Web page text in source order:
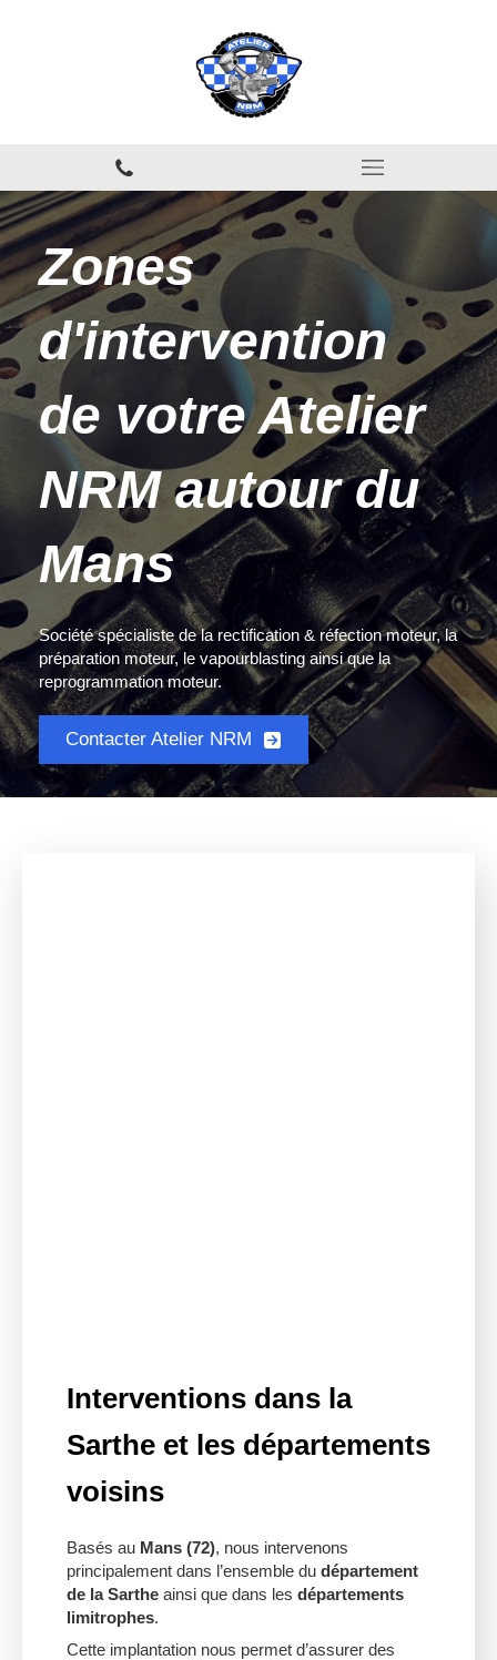
Zones
d'intervention
de votre Atelier
NRM autour du
Mans
Société spécialiste de la rectification & réfection moteur, la
préparation moteur, le vapourblasting ainsi que la
reprogrammation moteur.
Contacter Atelier NRM
Interventions dans la
Sarthe et les départements
voisins
Basés au Mans (72), nous intervenons
principalement dans l’ensemble du département
de la Sarthe ainsi que dans les départements
limitrophes.
Cette implantation nous permet d’assurer des